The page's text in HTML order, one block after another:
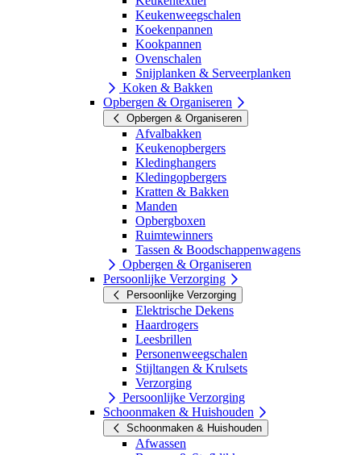
Keukenweegschalen
Koekenpannen
Kookpannen
Ovenschalen
Snijplanken & Serveerplanken
Koken & Bakken
Opbergen & Organiseren
Opbergen & Organiseren
Afvalbakken
Keukenopbergers
Kledinghangers
Kledingopbergers
Kratten & Bakken
Manden
Opbergboxen
Ruimtewinners
Tassen & Boodschappenwagens
Opbergen & Organiseren
Persoonlijke Verzorging
Persoonlijke Verzorging
Elektrische Dekens
Haardrogers
Leesbrillen
Personenweegschalen
Stijltangen & Krulsets
Verzorging
Persoonlijke Verzorging
Schoonmaken & Huishouden
Schoonmaken & Huishouden
Afwassen